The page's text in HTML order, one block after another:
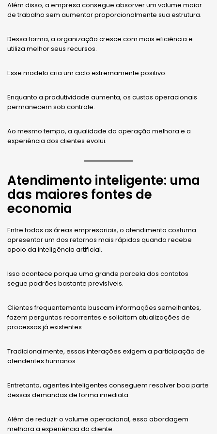
Além disso, a empresa consegue absorver um volume maior
de trabalho sem aumentar proporcionalmente sua estrutura.
Dessa forma, a organização cresce com mais eficiência e
utiliza melhor seus recursos.
Esse modelo cria um ciclo extremamente positivo.
Enquanto a produtividade aumenta, os custos operacionais
permanecem sob controle.
Ao mesmo tempo, a qualidade da operação melhora e a
experiência dos clientes evolui.
Atendimento inteligente: uma
das maiores fontes de
economia
Entre todas as áreas empresariais, o atendimento costuma
apresentar um dos retornos mais rápidos quando recebe
apoio da inteligência artificial.
Isso acontece porque uma grande parcela dos contatos
segue padrões bastante previsíveis.
Clientes frequentemente buscam informações semelhantes,
fazem perguntas recorrentes e solicitam atualizações de
processos já existentes.
Tradicionalmente, essas interações exigem a participação de
atendentes humanos.
Entretanto, agentes inteligentes conseguem resolver boa parte
dessas demandas de forma imediata.
Além de reduzir o volume operacional, essa abordagem
melhora a experiência do cliente.